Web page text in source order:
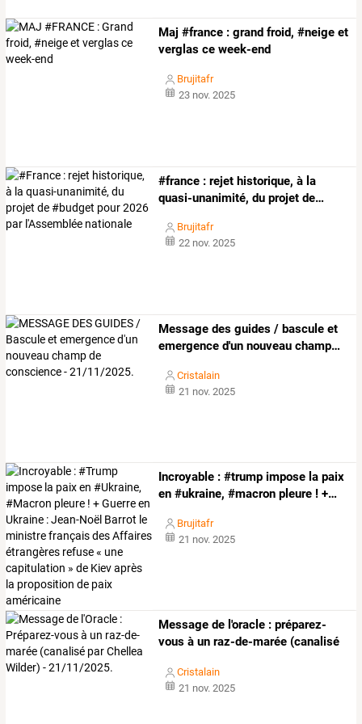
Maj #france : grand froid, #neige et
verglas ce week-end
Brujitafr
23 nov. 2025
#france : rejet historique, à la
quasi-unanimité, du projet de…
Brujitafr
22 nov. 2025
Message des guides / bascule et
emergence d'un nouveau champ…
Cristalain
21 nov. 2025
Incroyable : #trump impose la paix
en #ukraine, #macron pleure ! +…
Brujitafr
21 nov. 2025
Message de l'oracle : préparez-
vous à un raz-de-marée (canalisé
Cristalain
21 nov. 2025